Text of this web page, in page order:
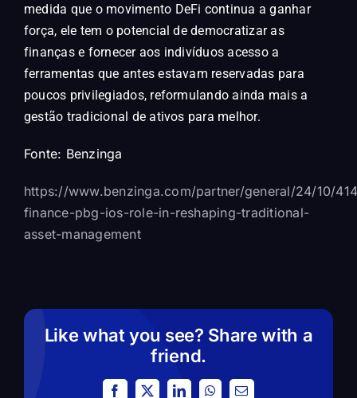
medida que o movimento DeFi continua a ganhar
força, ele tem o potencial de democratizar as
finanças e fornecer aos indivíduos acesso a
ferramentas que antes estavam reservadas para
poucos privilegiados, reformulando ainda mais a
gestão tradicional de ativos para melhor.
Fonte: Benzinga
https://www.benzinga.com/partner/general/24/10/
finance-pbg-ios-role-in-reshaping-traditional-
asset-management
Like what you see? Share with a
friend.